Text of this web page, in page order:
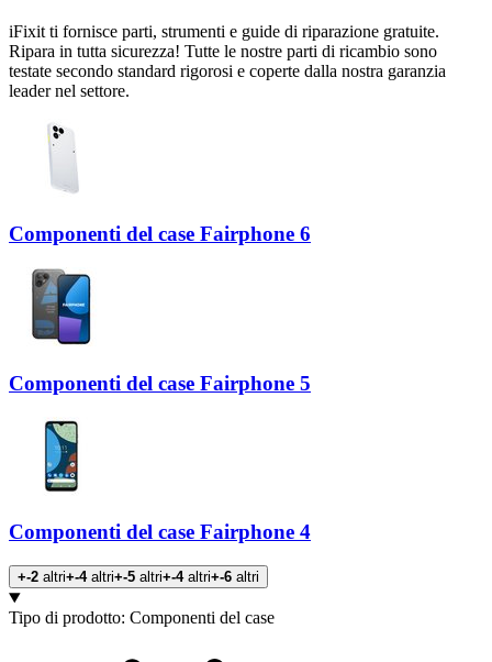
iFixit ti fornisce parti, strumenti e guide di riparazione gratuite.
Ripara in tutta sicurezza! Tutte le nostre parti di ricambio sono
testate secondo standard rigorosi e coperte dalla nostra garanzia
leader nel settore.
Componenti del case Fairphone 6
Componenti del case Fairphone 5
Componenti del case Fairphone 4
+-2 altri+-4altri+-5 altri+-4altri+-6 altri
Prodotti
Tipo di prodotto: Componenti del case